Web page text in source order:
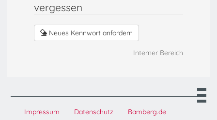
vergessen
Neues Kennwort anfordern
Interner Bereich
Impressum Datenschutz
Bamberg.de